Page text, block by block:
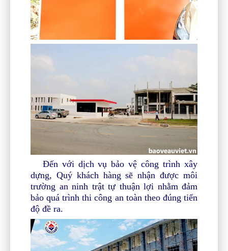
Đến với dịch vụ bảo vệ công trình xây
dựng, Quý khách hàng sẽ nhận được môi
trường an ninh trật tự thuận lợi nhằm đảm
bảo quá trình thi công an toàn theo đúng tiến
độ đề ra.